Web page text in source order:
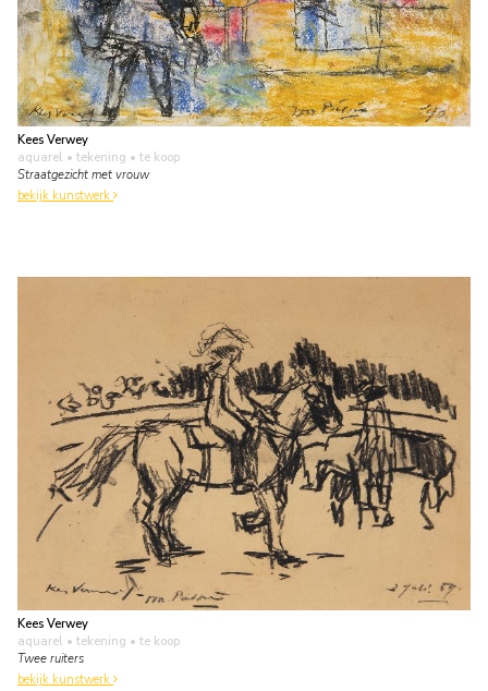
Kees Verwey
aquarel • tekening • te koop
Straatgezicht met vrouw
bekijk kunstwerk
Kees Verwey
aquarel • tekening • te koop
Twee ruiters
bekijk kunstwerk